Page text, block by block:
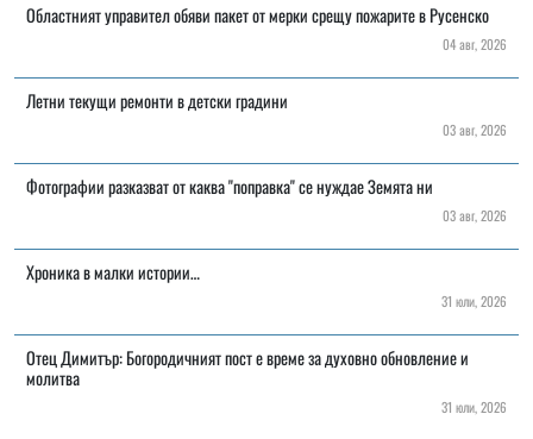
Областният управител обяви пакет от мерки срещу пожарите в Русенско
04 авг, 2026
Летни текущи ремонти в детски градини
03 авг, 2026
Фотографии разказват от каква "поправка" се нуждае Земята ни
03 авг, 2026
Хроника в малки истории…
31 юли, 2026
Отец Димитър: Богородичният пост е време за духовно обновление и
молитва
31 юли, 2026